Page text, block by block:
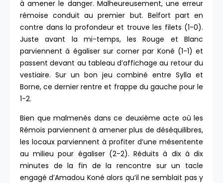
à amener le danger. Malheureusement, une erreur
rémoise conduit au premier but. Belfort part en
contre dans la profondeur et trouve les filets (1-0).
Juste avant la mi-temps, les Rouge et Blanc
parviennent à égaliser sur corner par Koné (1-1) et
passent devant au tableau d’affichage au retour du
vestiaire. Sur un bon jeu combiné entre Sylla et
Borne, ce dernier rentre et frappe du gauche pour le
1-2.
Bien que malmenés dans ce deuxième acte où les
Rémois parviennent à amener plus de déséquilibres,
les locaux parviennent à profiter d’une mésentente
au milieu pour égaliser (2-2). Réduits à dix à dix
minutes de la fin de la rencontre sur un tacle
engagé d’Amadou Koné alors qu’il ne semblait pas y